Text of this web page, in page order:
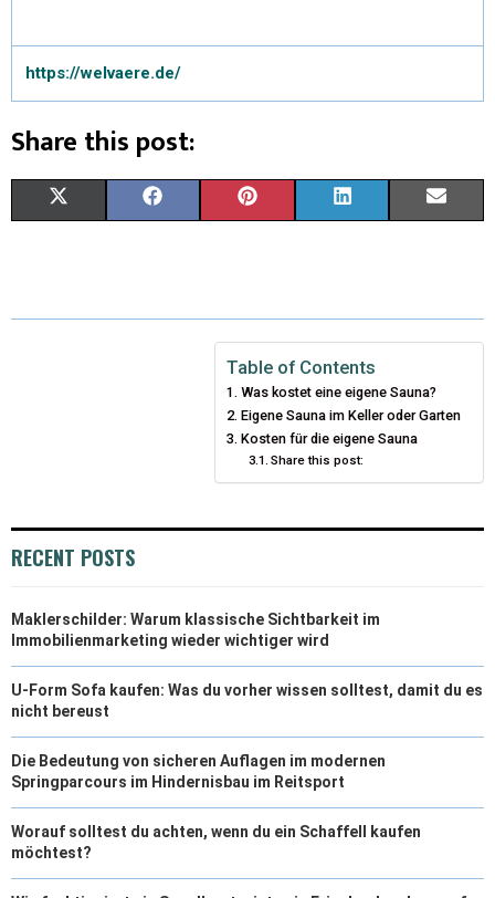
https://welvaere.de/
Share this post:
W E T
R
E
S
K
E
D
I
N
I
Table of Contents
Was kostet eine eigene Sauna?
Eigene Sauna im Keller oder Garten
Kosten für die eigene Sauna
Share this post:
RECENT POSTS
Maklerschilder: Warum klassische Sichtbarkeit im
Immobilienmarketing wieder wichtiger wird
U-Form Sofa kaufen: Was du vorher wissen solltest, damit du es
nicht bereust
Die Bedeutung von sicheren Auflagen im modernen
Springparcours im Hindernisbau im Reitsport
Worauf solltest du achten, wenn du ein Schaffell kaufen
möchtest?